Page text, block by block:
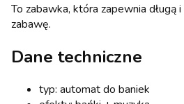
To zabawka, która zapewnia długą
zabawę.
Dane techniczne
typ: automat do baniek